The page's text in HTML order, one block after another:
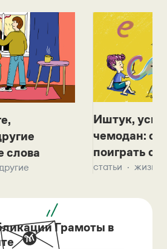
слова
Иштук,
чемодан:
поиграть с
статьи жизнь
Грамоты в